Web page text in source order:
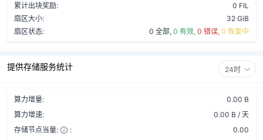
累计出块奖励:
0 FIL
扇区大小:
32 GiB
扇区状态:
0 全部, 0 有效, 0 错误, 0 恢复中
提供存储服务统计 24时
算力增量:
0.00 B
算力增速:
0.00 B / 天
存储节点当量:
:
0.00